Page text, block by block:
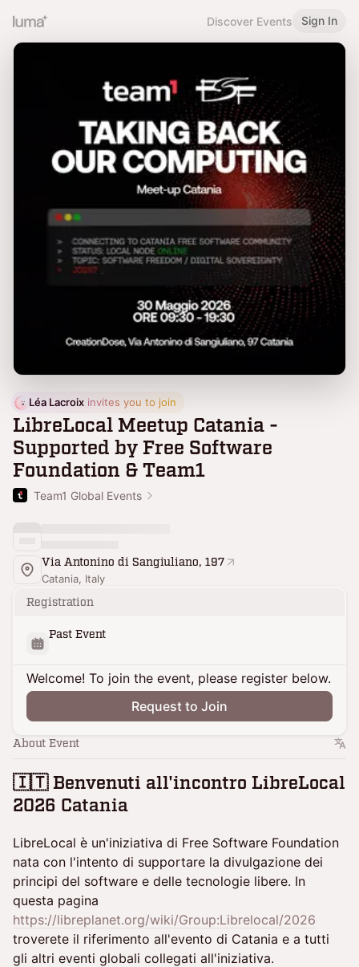
Discover Events Sign In
Léa Lacroix invites you to join
LibreLocal Meetup Catania -
Supported by Free Software
Foundation & Team1
Team1 Global Events
Via Antonino di Sangiuliano, 197
Catania, Italy
Registration
Past Event
Welcome! To join the event, please register below.
Request to Join
About Event
🇮🇹 Benvenuti all'incontro LibreLocal
2026 Catania
LibreLocal è un'iniziativa di Free Software Foundation
nata con l'intento di supportare la divulgazione dei
principi del software e delle tecnologie libere. In
questa pagina
https://libreplanet.org/wiki/Group:Librelocal/2026
troverete il riferimento all'evento di Catania e a tutti
gli altri eventi globali collegati all'iniziativa.